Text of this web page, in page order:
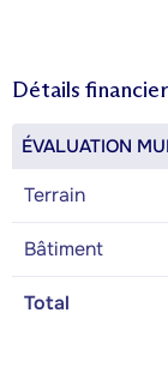
Détails
ÉVALUATION
Terrain
Bâtiment
Total